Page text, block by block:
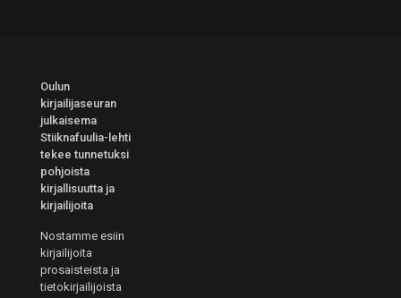
Oulun
kirjailijaseuran
julkaisema
Stiiknafuulia-lehti
tekee tunnetuksi
pohjoista
kirjallisuutta ja
kirjailijoita
Nostamme esiin
kirjailijoita
prosaisteista ja
tietokirjailijoista